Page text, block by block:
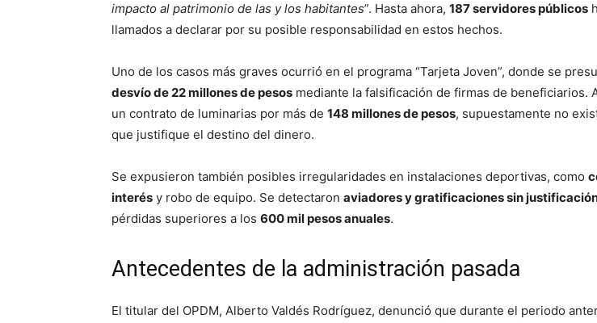
impacto al patrimonio de las y los habitantes”. Hasta ahora, 187 servidores públicos
llamados a declarar por su posible responsabilidad en estos hechos.
Uno de los casos más graves ocurrió en el programa “Tarjeta Joven”, donde se
desvío de 22 millones de pesos mediante la falsificación de firmas de beneficiarios.
un contrato de luminarias por más de 148 millones de pesos, supuestamente no
que justifique el destino del dinero.
Se expusieron también posibles irregularidades en instalaciones deportivas, como
interés y robo de equipo. Se detectaron aviadores y gratificaciones sin
pérdidas superiores a los 600 mil pesos anuales.
Antecedentes de la administración pasada
El titular del OPDM, Alberto Valdés Rodríguez, denunció que durante el periodo